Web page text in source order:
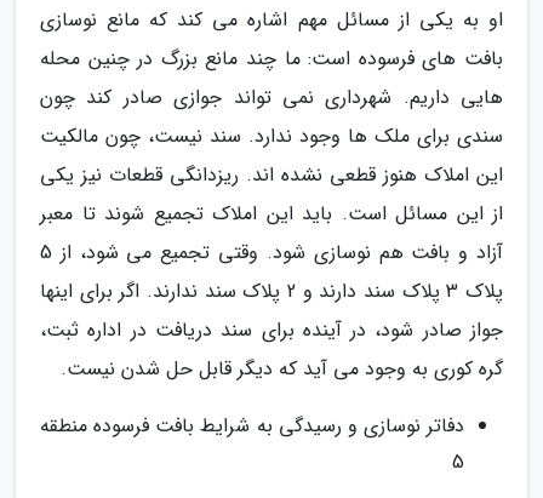
او به یکی از مسائل مهم اشاره می کند که مانع نوسازی
بافت های فرسوده است: ما چند مانع بزرگ در چنین محله
هایی داریم. شهرداری نمی تواند جوازی صادر کند چون
سندی برای ملک ها وجود ندارد. سند نیست، چون مالکیت
این املاک هنوز قطعی نشده اند. ریزدانگی قطعات نیز یکی
از این مسائل است. باید این املاک تجمیع شوند تا معبر
آزاد و بافت هم نوسازی شود. وقتی تجمیع می شود، از 5
پلاک 3 پلاک سند دارند و 2 پلاک سند ندارند. اگر برای اینها
جواز صادر شود، در آینده برای سند دریافت در اداره ثبت،
گره کوری به وجود می آید که دیگر قابل حل شدن نیست.
دفاتر نوسازی و رسیدگی به شرایط بافت فرسوده منطقه
5